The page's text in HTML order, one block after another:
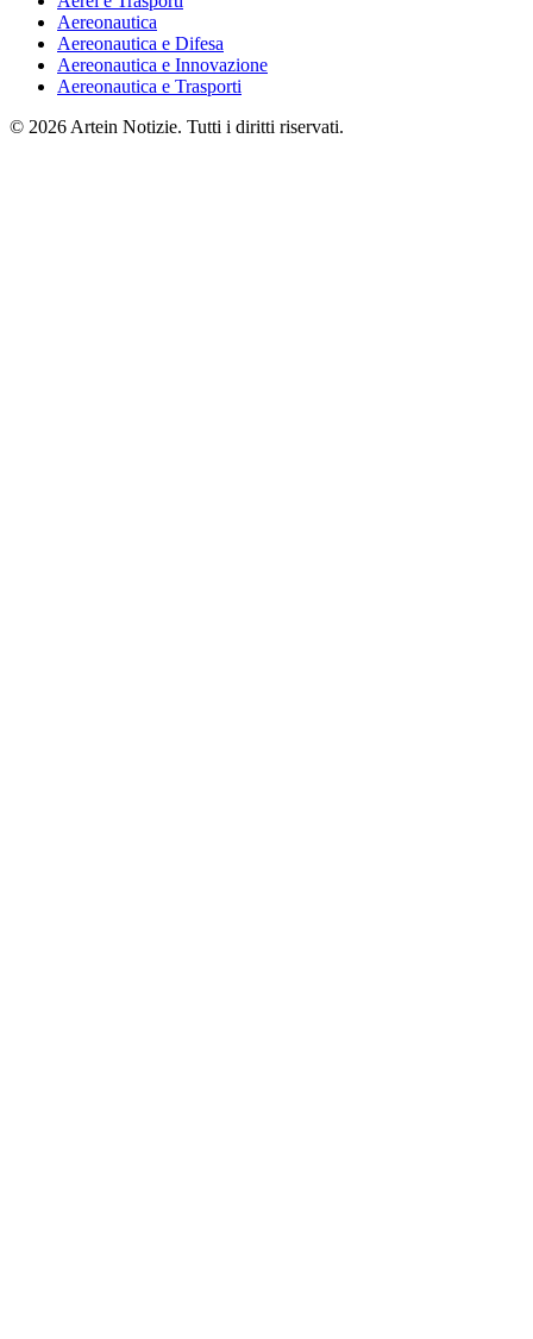
Aereonautica
Aereonautica e Difesa
Aereonautica e Innovazione
Aereonautica e Trasporti
© 2026 Artein Notizie. Tutti i diritti riservati.